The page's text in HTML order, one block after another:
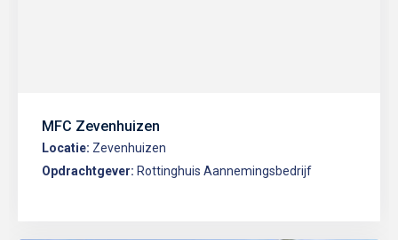
MFC Zevenhuizen
Locatie: Zevenhuizen
Opdrachtgever: Rottinghuis Aannemingsbedrijf